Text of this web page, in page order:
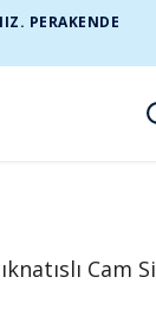
PERAKENDE
Cam